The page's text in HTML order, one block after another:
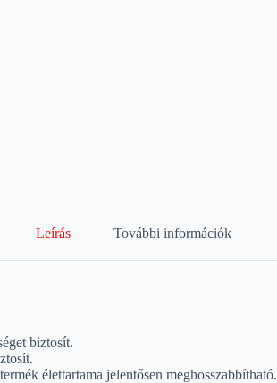
Leírás További információk
biztosít.
élettartama jelentősen meghosszabbítható.